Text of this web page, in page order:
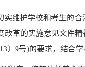
维护学校和考生的
革的实施意见文件
〕 9号)的要求，结合学